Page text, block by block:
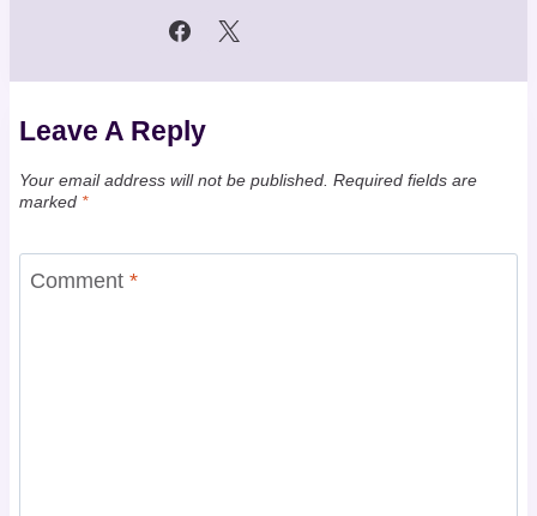
Leave A Reply
Your email address will not be published. Required fields are
marked *
Comment *